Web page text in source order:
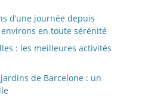
d’une journée depuis
en toute sérénité
: les meilleures activités
de Barcelone : un